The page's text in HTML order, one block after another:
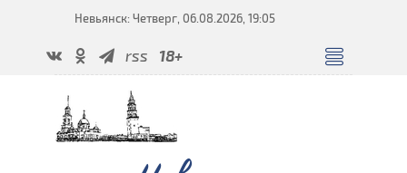
Невьянск: Четверг, 06.08.2026, 19:05
rss 18+